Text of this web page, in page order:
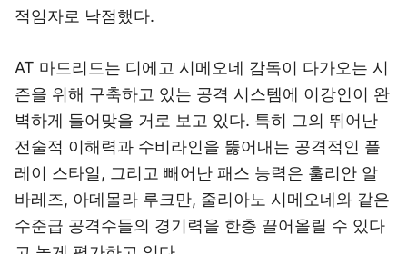
적임자로 낙점했다.
AT 마드리드는 디에고 시메오네 감독이 다가오는 시
즌을 위해 구축하고 있는 공격 시스템에 이강인이 완
벽하게 들어맞을 거로 보고 있다. 특히 그의 뛰어난
전술적 이해력과 수비라인을 뚫어내는 공격적인 플
레이 스타일, 그리고 빼어난 패스 능력은 훌리안 알
바레즈, 아데몰라 루크만, 줄리아노 시메오네와 같은
수준급 공격수들의 경기력을 한층 끌어올릴 수 있다